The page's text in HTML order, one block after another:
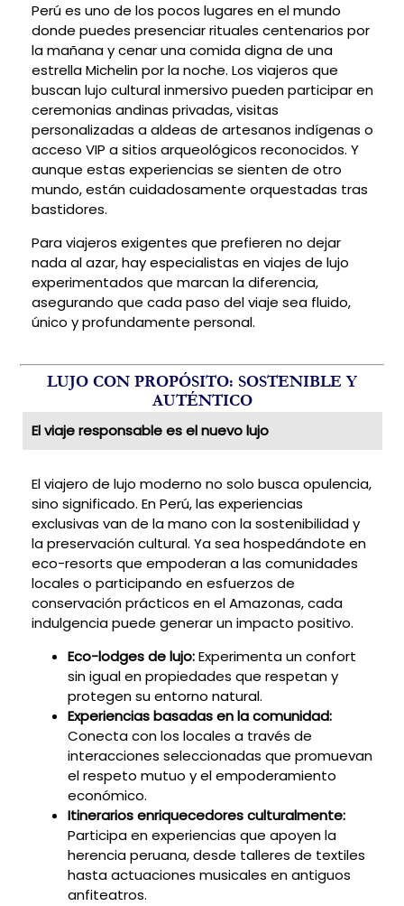
Perú es uno de los pocos lugares en el mundo
donde puedes presenciar rituales centenarios por
la mañana y cenar una comida digna de una
estrella Michelin por la noche. Los viajeros que
buscan lujo cultural inmersivo pueden participar en
ceremonias andinas privadas, visitas
personalizadas a aldeas de artesanos indígenas o
acceso VIP a sitios arqueológicos reconocidos. Y
aunque estas experiencias se sienten de otro
mundo, están cuidadosamente orquestadas tras
bastidores.
Para viajeros exigentes que prefieren no dejar
nada al azar, hay especialistas en viajes de lujo
experimentados que marcan la diferencia,
asegurando que cada paso del viaje sea fluido,
único y profundamente personal.
LUJO CON PROPÓSITO: SOSTENIBLE Y
AUTÉNTICO
El viaje responsable es el nuevo lujo
El viajero de lujo moderno no solo busca opulencia,
sino significado. En Perú, las experiencias
exclusivas van de la mano con la sostenibilidad y
la preservación cultural. Ya sea hospedándote en
eco-resorts que empoderan a las comunidades
locales o participando en esfuerzos de
conservación prácticos en el Amazonas, cada
indulgencia puede generar un impacto positivo.
Eco-lodges de lujo:Experimenta un confort
sin igual en propiedades que respetan y
protegen su entorno natural.
Experiencias basadas en la comunidad:
Conecta con los locales a través de
interacciones seleccionadas que promuevan
el respeto mutuo y el empoderamiento
económico.
Itinerarios enriquecedores culturalmente:
Participa en experiencias que apoyen la
herencia peruana, desde talleres de textiles
hasta actuaciones musicales en antiguos
anfiteatros.